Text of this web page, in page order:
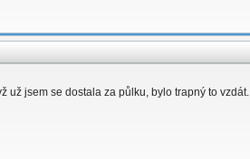
už jsem se dostala za půlku, bylo trapný to vzdát.